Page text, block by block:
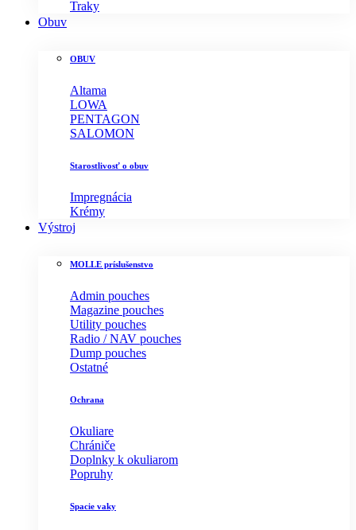
Traky
Obuv
OBUV
Altama
LOWA
PENTAGON
SALOMON
Starostlivosť o obuv
Impregnácia
Krémy
Výstroj
MOLLE príslušenstvo
Admin pouches
Magazine pouches
Utility pouches
Radio / NAV pouches
Dump pouches
Ostatné
Ochrana
Okuliare
Chrániče
Doplnky k okuliarom
Popruhy
Spacie vaky